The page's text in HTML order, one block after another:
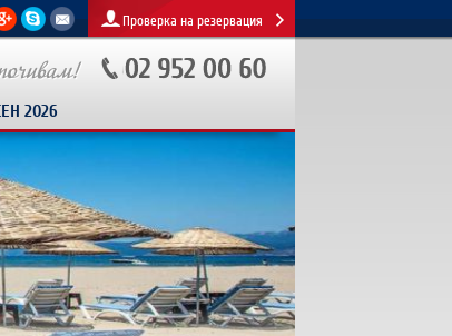
Проверка на резервация
2026